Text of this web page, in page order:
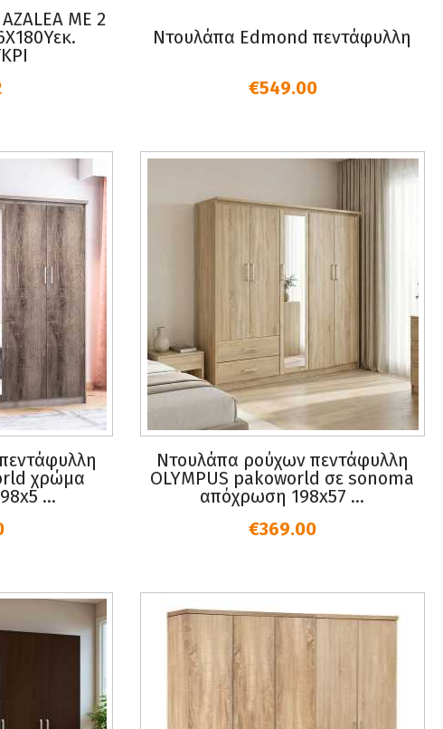
ΜΕ 2
Ντουλάπα Edmond πεντάφυλλη
€549.00
χρώμα
...
Ντουλάπα ρούχων πεντάφυλλη
OLYMPUS pakoworld σε sonoma
απόχρωση 198x57 ...
€369.00